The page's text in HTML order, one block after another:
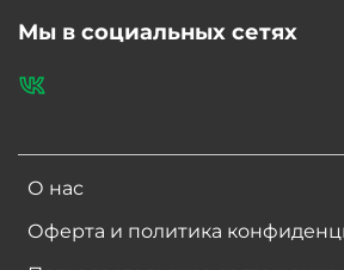
О нас
Оферта и политика
Мы в социальных сетях